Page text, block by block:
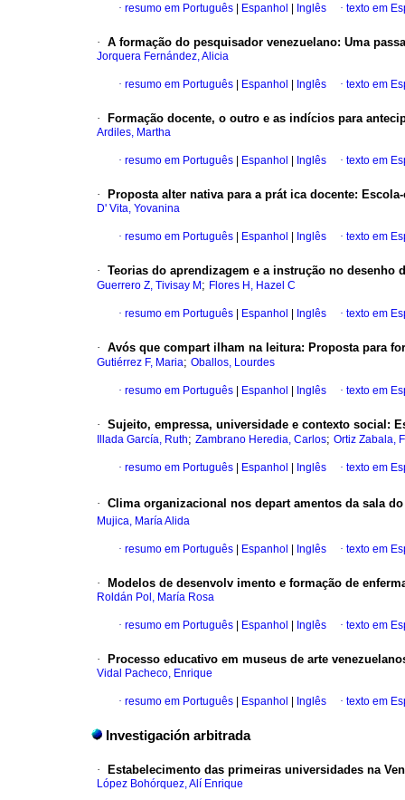
· resumo em Português Espanhol Inglês · texto em
· A formação do pesquisador venezuelano: Uma
Jorquera Fernández, Alicia
· resumo em Português Espanhol Inglês · texto em
· Formação docente, o outro e as indícios para
Ardiles, Martha
· resumo em Português Espanhol Inglês · texto em
· Proposta alter nativa para a prát ica docente:
D' Vita, Yovanina
· resumo em Português Espanhol Inglês · texto em
· Teorias do aprendizagem e a instrução no desenho
Guerrero Z, Tivisay M ; Flores H, Hazel C
· resumo em Português Espanhol Inglês · texto em
· Avós que compart ilham na leitura: Proposta para
Gutiérrez F, Maria; Oballos, Lourdes
· resumo em Português Espanhol Inglês · texto em
· Sujeito, empressa, universidade e contexto social :
Illada García, Ruth; Zambrano Heredia, Carlos; Ortiz Zabala,
· resumo em Português Espanhol Inglês · texto em
· Clima organizacional nos depart amentos da sala
Mujica, María Alida
· resumo em Português Espanhol Inglês · texto em
· Modelos de desenvolv imento e formação de
Roldán Pol, María Rosa
· resumo em Português Espanhol Inglês · texto em
· Processo educativo em museus de arte
Vidal Pacheco, Enrique
· resumo em Português Espanhol Inglês · texto em
Investigación arbitrada
· Estabelecimento das primeiras universidades na
López Bohórquez, Alí Enrique